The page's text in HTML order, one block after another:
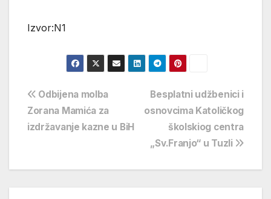
Izvor:N1
Navigacija
objava
Besplatni udžbenici i
osnovcima Katoličkog
školskiog centra
„Sv.Franjo“ u Tuzli
Odbijena molba
Zorana Mamića za
izdržavanje kazne u BiH